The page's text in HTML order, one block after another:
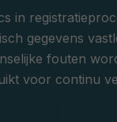
in
gegevens
fouten
voor continu